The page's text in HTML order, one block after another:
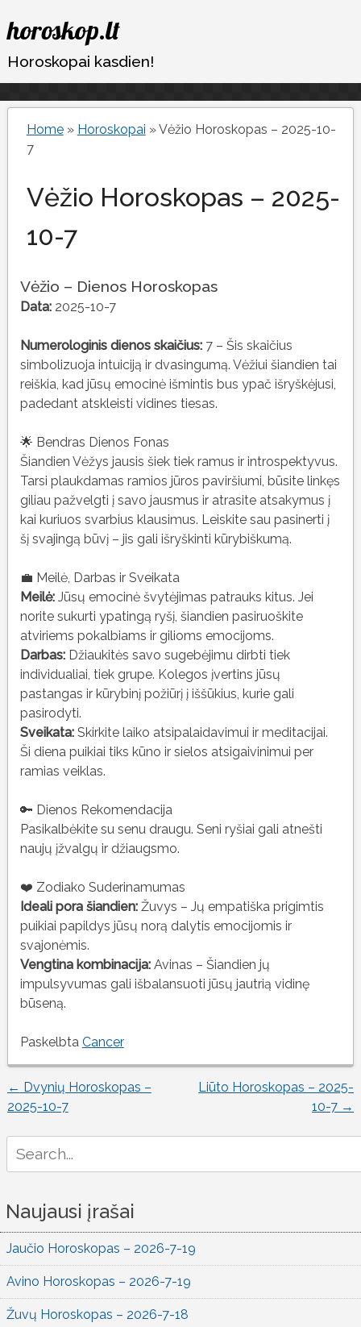
Eiti
prie
turinio
horoskop.lt
Horoskopai kasdien!
Home» Horoskopai »Vėžio Horoskopas – 2025-10-
7
Vėžio Horoskopas – 2025-
10-7
Vėžio – Dienos Horoskopas
Data:2025-10-7
Numerologinis dienos skaičius:7 – Šis skaičius
simbolizuoja intuiciją ir dvasingumą. Vėžiui šiandien tai
reiškia, kad jūsų emocinė išmintis bus ypač išryškėjusi,
padedant atskleisti vidines tiesas.
🌟 Bendras Dienos Fonas
Šiandien Vėžys jausis šiek tiek ramus ir introspektyvus.
Tarsi plaukdamas ramios jūros paviršiumi, būsite linkęs
giliau pažvelgti į savo jausmus ir atrasite atsakymus į
kai kuriuos svarbius klausimus. Leiskite sau pasinerti į
šį svajingą būvį – jis gali išryškinti kūrybiškumą.
💼 Meilė, Darbas ir Sveikata
Meilė:Jūsų emocinė švytėjimas patrauks kitus. Jei
norite sukurti ypatingą ryšį, šiandien pasiruoškite
atviriems pokalbiams ir gilioms emocijoms.
Darbas:Džiaukitės savo sugebėjimu dirbti tiek
individualiai, tiek grupe. Kolegos įvertins jūsų
pastangas ir kūrybinį požiūrį į iššūkius, kurie gali
pasirodyti.
Sveikata:Skirkite laiko atsipalaidavimui ir meditacijai.
Ši diena puikiai tiks kūno ir sielos atsigaivinimui per
ramias veiklas.
🔑 Dienos Rekomendacija
Pasikalbėkite su senu draugu. Seni ryšiai gali atnešti
naujų įžvalgų ir džiaugsmo.
❤️ Zodiako Suderinamumas
Ideali pora šiandien:Žuvys – Jų empatiška prigimtis
puikiai papildys jūsų norą dalytis emocijomis ir
svajonėmis.
Vengtina kombinacija:Avinas – Šiandien jų
impulsyvumas gali išbalansuoti jūsų jautrią vidinę
būseną.
Paskelbta Cancer
Įrašo
naršymas
← Dvynių Horoskopas –
2025-10-7
Liūto Horoskopas – 2025-
10-7 →
for:
Naujausi įrašai
Jaučio Horoskopas – 2026-7-19
Avino Horoskopas – 2026-7-19
Žuvų Horoskopas – 2026-7-18